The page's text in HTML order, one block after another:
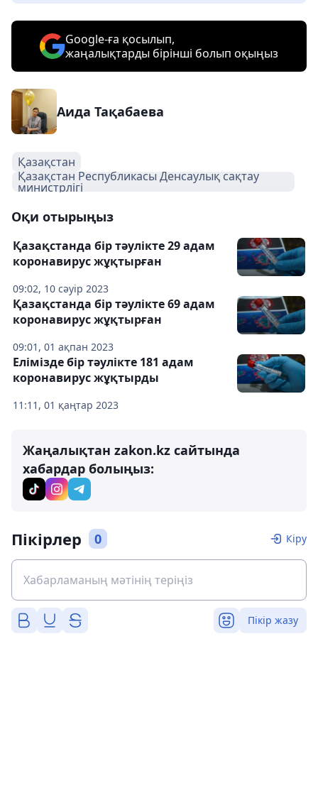
Google-ға қосылып,
жаңалықтарды бірінші болып оқыңыз
Аида Тақабаева
Қазақстан
Қазақстан Республикасы Денсаулық сақтау
министрлігі
Оқи отырыңыз
09:02, 10 сәуір 2023
Қазақстанда бір тәулікте 29 адам
коронавирус жұқтырған
09:01, 01 ақпан 2023
Қазақстанда бір тәулікте 69 адам
коронавирус жұқтырған
11:11, 01 қаңтар 2023
Елімізде бір тәулікте 181 адам
коронавирус жұқтырды
Жаңалықтан zakon.kz сайтында
хабардар болыңыз:
Пікірлер 0 Кіру
Пікір жазу